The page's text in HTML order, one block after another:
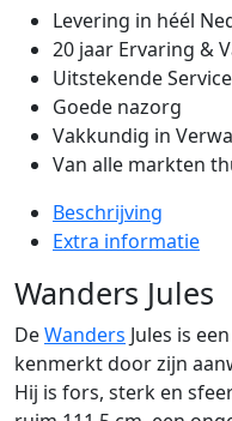
Levering in héél
20 jaar Ervaring &
Uitstekende Service
Goede nazorg
Vakkundig in
Van alle markten
Beschrijving
Extra informatie
Wanders Jules
DeWanders Jules is
kenmerkt door zijn
Hij is fors, sterk en